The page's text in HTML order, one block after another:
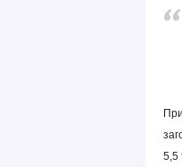
5,5